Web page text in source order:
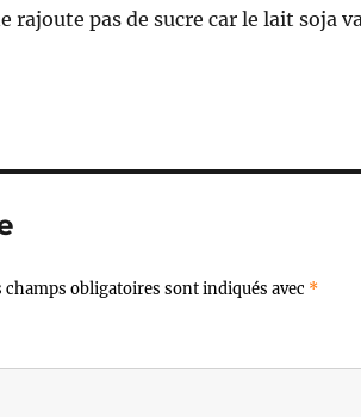
rajoute pas de sucre car le lait soja
champs obligatoires sont indiqués avec *